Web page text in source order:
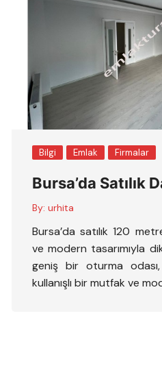
Bilgi Emlak Firmalar
Bursa’da Satılık
By: urhita
Bursa’da satılık 120
ve modern tasarımıyla
geniş bir oturma
kullanışlı bir mutfak ve